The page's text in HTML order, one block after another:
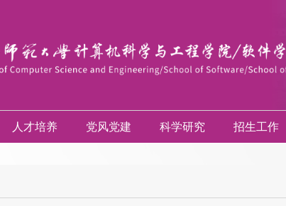
人才培养 党风党建 科学研究 招生工作